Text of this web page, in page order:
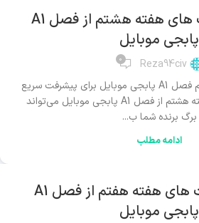
ترجمه ماموریت های هفته هشتم از فصل A1
پابجی موبایل
Reza94civ
0
ماموریت های هفته هشتم فصل A1 پابجی موبایل برای پیشرفت سریع
ترجمه ماموریت‌های هفته هشتم از فصل A1 پابجی موبایل می‌تواند
برگ برنده شما ب...
ادامه مطلب
ترجمه ماموریت های هفته هفتم از فصل A1
پابجی موبایل